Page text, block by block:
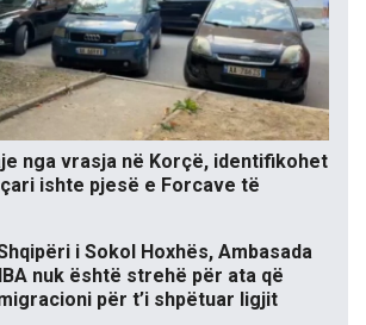
nga vrasja në Korçë, identifikohet
ishte pjesë e Forcave të
i Sokol Hoxhës, Ambasada
nuk është strehë për ata që
për t’i shpëtuar ligjit